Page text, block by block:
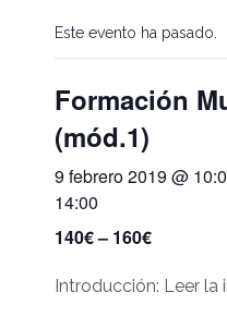
Este evento ha pasado.
Formación
(mód.1)
9 febrero 2019 @
14:00
140€ – 160€
Introducción: Leer